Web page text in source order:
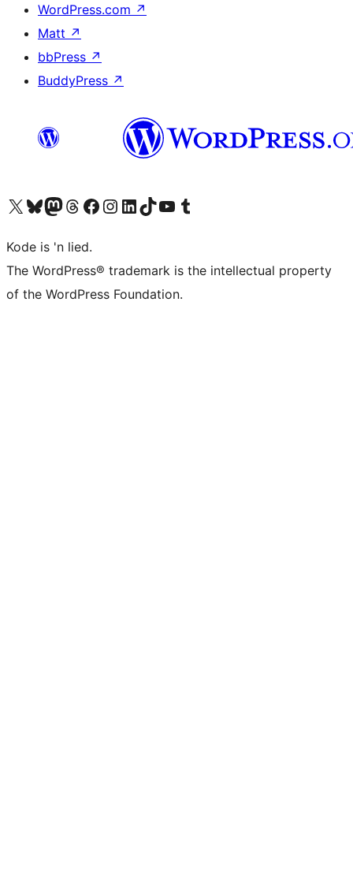
WordPress.com ↗
Matt ↗
bbPress ↗
BuddyPress ↗
Visit our X (formerly Twitter) account
Visit our Bluesky account
Visit our Mastodon account
Visit our Threads account
Visit our Facebook page
Visit our Instagram account
Visit our LinkedIn account
Visit our TikTok account
Visit our YouTube channel
Visit our Tumblr account
Kode is 'n lied.
The WordPress® trademark is the intellectual property
of the WordPress Foundation.